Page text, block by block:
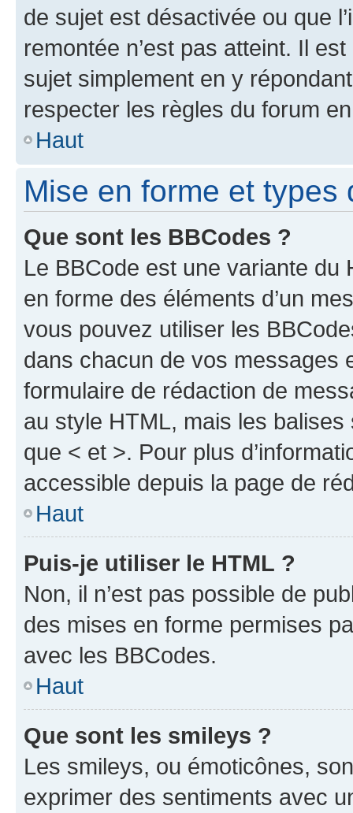
de sujet est désactivée ou que
remontée n’est pas atteint. Il
sujet simplement en y
respecter les règles du forum
Haut
Mise en forme et types
Que sont les BBCodes ?
Le BBCode est une variante du
en forme des éléments d’un
vous pouvez utiliser les
dans chacun de vos messages
formulaire de rédaction de
au style HTML, mais les
que < et >. Pour plus
accessible depuis la page de
Haut
Puis-je utiliser le HTML ?
Non, il n’est pas possible de
des mises en forme permises
avec les BBCodes.
Haut
Que sont les smileys ?
Les smileys, ou émoticônes,
exprimer des sentiments avec